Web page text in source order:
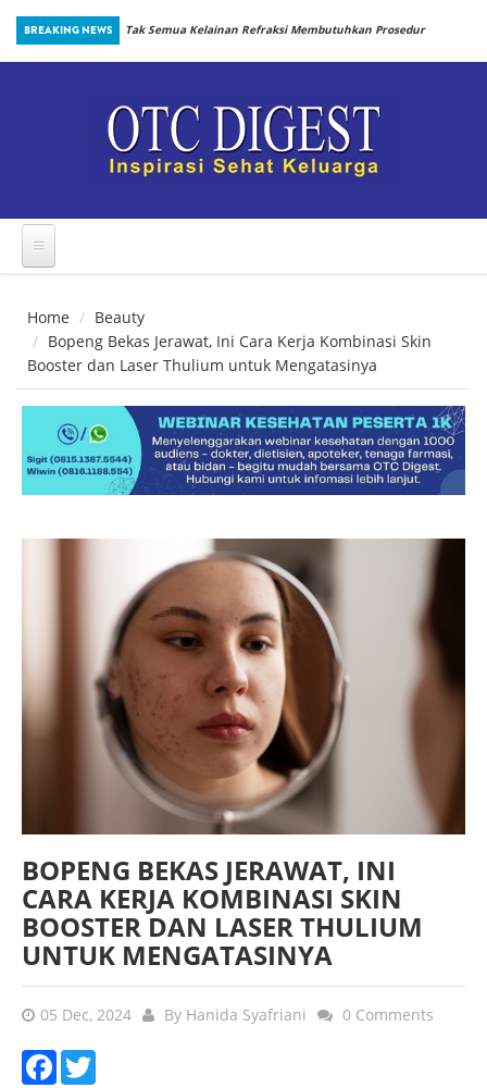
Skip to main content
BREAKING NEWS
Sejak
Tak Semua Kelainan Refraksi Membutuhkan Prosedur
Home
Beauty
Bopeng Bekas Jerawat, Ini Cara Kerja Kombinasi Skin
Booster dan Laser Thulium untuk Mengatasinya
BOPENG BEKAS JERAWAT, INI
CARA KERJA KOMBINASI SKIN
BOOSTER DAN LASER THULIUM
UNTUK MENGATASINYA
05 Dec, 2024 By Hanida Syafriani 0 Comments
Facebook